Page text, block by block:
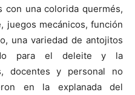
con una colorida quermés,
juegos mecánicos, función
una variedad de antojitos
para el deleite y la
docentes y personal no
en la explanada del